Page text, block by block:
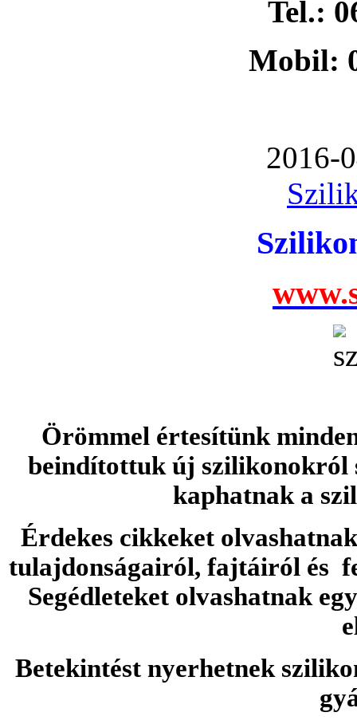
Tel.:
Mobil:
2016-
Örömmel értesítünk
beindítottuk új szilikonokról
kaphatnak a
Érdekes cikkeket
tulajdonságairól, fajtáiról és
Segédleteket olvashatnak
Betekintést nyerhetnek